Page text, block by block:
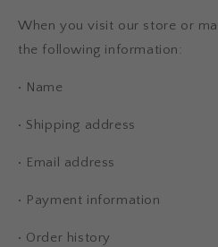
When you visit our store or
the following information:
• Name
• Shipping address
• Email address
• Payment information
• Order history